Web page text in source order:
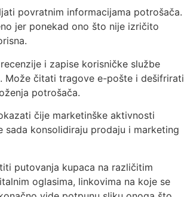
povratnim informacijama potrošača.
jer ponekad ono što nije izričito
i zapise korisničke službe
Može čitati tragove e-pošte i dešifrirati
potrošača.
čije marketinške aktivnosti
sada konsolidiraju prodaju i marketing
putovanja kupaca na različitim
oglasima, linkovima na koje se